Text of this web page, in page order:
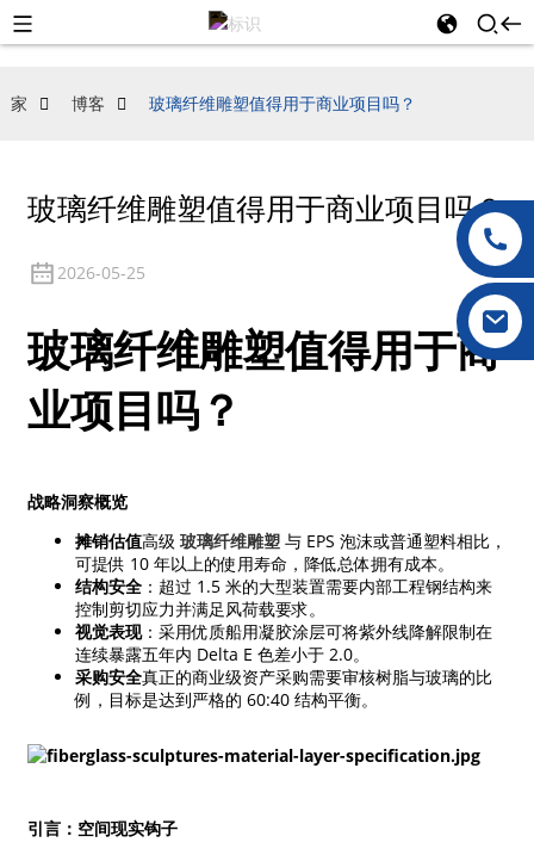
家 博客 玻璃纤维雕塑值得用于商业项目吗？
玻璃纤维雕塑值得用于商业项目吗？
2026-05-25
玻璃纤维雕塑值得用于商
业项目吗？
战略洞察概览
摊销估值高级 玻璃纤维雕塑与 EPS 泡沫或普通塑料相比，
可提供 10 年以上的使用寿命，降低总体拥有成本。
结构安全：超过 1.5 米的大型装置需要内部工程钢结构来
控制剪切应力并满足风荷载要求。
视觉表现：采用优质船用凝胶涂层可将紫外线降解限制在
连续暴露五年内 Delta E 色差小于 2.0。
采购安全真正的商业级资产采购需要审核树脂与玻璃的比
例，目标是达到严格的 60:40 结构平衡。
引言：空间现实钩子